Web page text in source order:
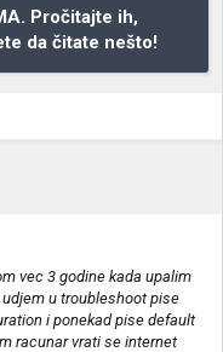
Pročitajte ih,
da čitate nešto!
vec 3 godine kada upalim
u troubleshoot pise
i ponekad pise default
racunar vrati se internet